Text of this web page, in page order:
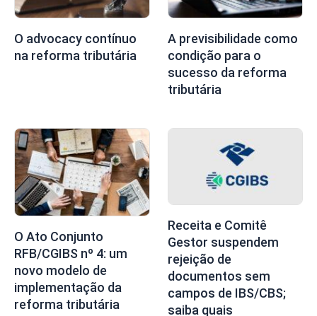
O advocacy contínuo
na reforma tributária
A previsibilidade como
condição para o
sucesso da reforma
tributária
O Ato Conjunto
RFB/CGIBS nº 4: um
novo modelo de
implementação da
reforma tributária
Receita e Comitê
Gestor suspendem
rejeição de
documentos sem
campos de IBS/CBS;
saiba quais